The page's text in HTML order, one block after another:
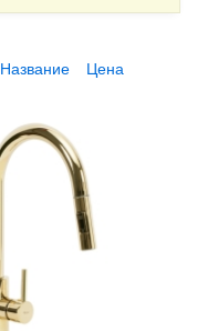
Название
Цена